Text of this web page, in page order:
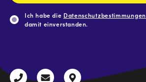
Ich habe die Datenschutzbestimmungen
damit einverstanden.
+43
radio@freequenns.at
Kulturhausstraße